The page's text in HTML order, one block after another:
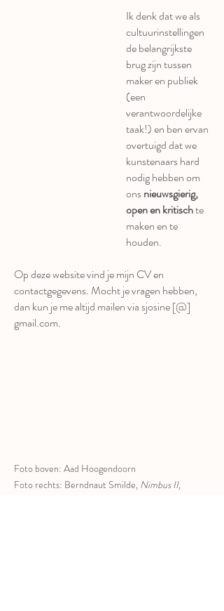
Ik denk dat we als
cultuurinstellingen
de belangrijkste
brug zijn tussen
maker en publiek
(een
verantwoordelijke
taak!) en ben ervan
overtuigd dat we
kunstenaars hard
nodig hebben om
onsnieuwsgierig,
open en kritischte
maken en te
houden.
Op deze website vind je mijn CV en
contactgegevens. Mocht je vragen hebben,
dan kun je me altijd mailen via sjosine [@]
gmail.com.
Foto boven: Aad Hoogendoorn
Foto rechts: Berndnaut Smilde, Nimbus II,